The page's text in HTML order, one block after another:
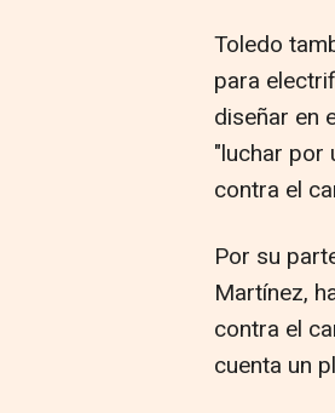
Toledo
para
diseñar en
"luchar por
contra el
Por su
Martínez,
contra el
cuenta un